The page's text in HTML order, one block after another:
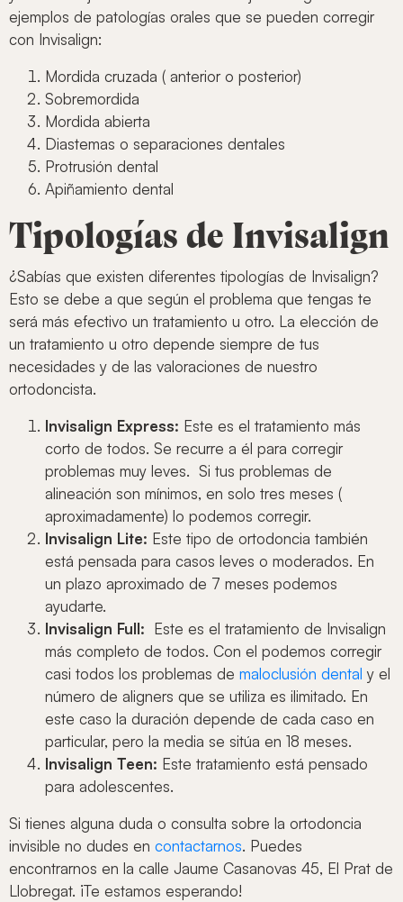
ejemplos de patologías orales que se pueden corregir
con Invisalign:
Mordida cruzada ( anterior o posterior)
Sobremordida
Mordida abierta
Diastemas o separaciones dentales
Protrusión dental
Apiñamiento dental
Tipologías de Invisalign
¿Sabías que existen diferentes tipologías de Invisalign?
Esto se debe a que según el problema que tengas te
será más efectivo un tratamiento u otro. La elección de
un tratamiento u otro depende siempre de tus
necesidades y de las valoraciones de nuestro
ortodoncista.
Invisalign Express: Este es el tratamiento más
corto de todos. Se recurre a él para corregir
problemas muy leves. Si tus problemas de
alineación son mínimos, en solo tres meses (
aproximadamente) lo podemos corregir.
Invisalign Lite: Este tipo de ortodoncia también
está pensada para casos leves o moderados. En
un plazo aproximado de 7 meses podemos
ayudarte.
Invisalign Full: Este es el tratamiento de Invisalign
más completo de todos. Con el podemos corregir
casi todos los problemas de maloclusión dental y el
número de aligners que se utiliza es ilimitado. En
este caso la duración depende de cada caso en
particular, pero la media se sitúa en 18 meses.
Invisalign Teen: Este tratamiento está pensado
para adolescentes.
Si tienes alguna duda o consulta sobre la ortodoncia
invisible no dudes en contactarnos. Puedes
encontrarnos en la calle Jaume Casanovas 45, El Prat de
Llobregat. ¡Te estamos esperando!